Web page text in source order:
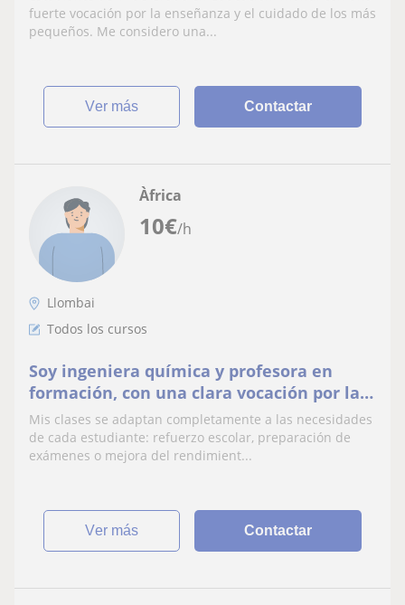
fuerte vocación por la enseñanza y el cuidado de los más
pequeños. Me considero una...
ver más Contactar
10€/h
Àfrica
Llombai
Todos los cursos
Soy ingeniera química y profesora en
formación, con una clara vocación por la
enseñanza y por ayudar a cada al
Mis clases se adaptan completamente a las necesidades
de cada estudiante: refuerzo escolar, preparación de
exámenes o mejora del rendimient...
ver más Contactar